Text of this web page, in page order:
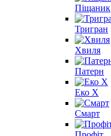
Піщаник
Тригран
Хвиля
Патерн
Еко X
Смарт